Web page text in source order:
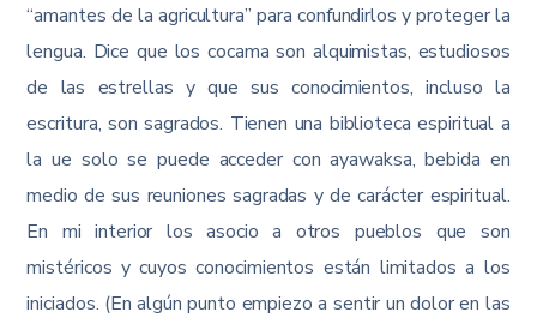
“amantes de la agricultura” para confundirlos y proteger la
lengua. Dice que los cocama son alquimistas, estudiosos
de las estrellas y que sus conocimientos, incluso la
escritura, son sagrados. Tienen una biblioteca espiritual a
la ue solo se puede acceder con ayawaksa, bebida en
medio de sus reuniones sagradas y de carácter espiritual.
En mi interior los asocio a otros pueblos que son
mistéricos y cuyos conocimientos están limitados a los
iniciados. (En algún punto empiezo a sentir un dolor en las